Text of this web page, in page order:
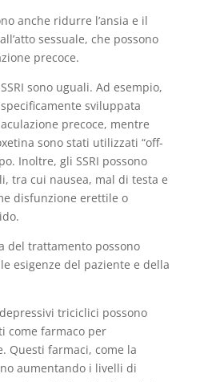
anche ridurre l’ansia e il
sessuale, che possono
precoce.
sono uguali. Ad esempio,
sviluppata
precoce, mentre
sono stati utilizzati “off-
Inoltre, gli SSRI possono
tra cui nausea, mal di testa e
disfunzione erettile o
del trattamento possono
esigenze del paziente e della
triciclici possono
come farmaco per
Questi farmaci, come la
aumentando i livelli di